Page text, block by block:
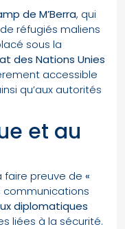
de M’Berra, qui
réfugiés maliens
sous la
des Nations Unies
accessible
qu’aux autorités
et au
faire preuve de «
communications
diplomatiques
liées à la sécurité.